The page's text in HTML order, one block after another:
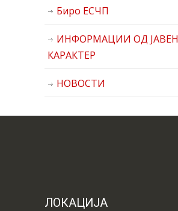
Биро ЕСЧП
ИНФОРМАЦИИ ОД ЈАВЕН
КАРАКТЕР
НОВОСТИ
ЛОКАЦИЈА